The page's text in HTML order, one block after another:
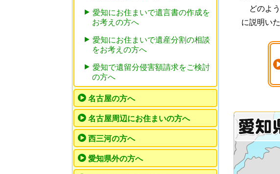
どのよ
に説明い
愛知にお住まいで遺言書の作成を
お考えの方へ
愛知にお住まいで遺産分割の相談
をお考えの方へ
愛知で遺留分侵害額請求をご検討
の方へ
名古屋の方へ
名古屋周辺にお住まいの方へ
西三河の方へ
愛知県外の方へ